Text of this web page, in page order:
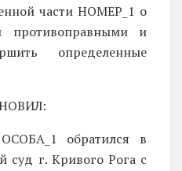
части НОМЕР_1 о
противоправными и
определенные
обратился в
суд г. Кривого Рога с